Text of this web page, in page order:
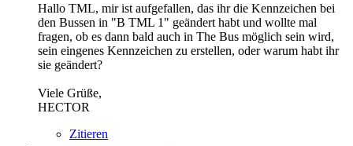
Hallo TML, mir ist aufgefallen, das ihr die Kennzeichen bei
den Bussen in "B TML 1" geändert habt und wollte mal
fragen, ob es dann bald auch in The Bus möglich sein wird,
sein eingenes Kennzeichen zu erstellen, oder warum habt ihr
sie geändert?
Viele Grüße,
HECTOR
Zitieren